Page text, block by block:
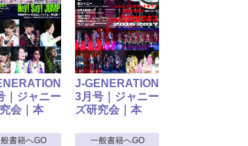
｜ジャニー
会｜本
書籍へGO
J-GENERATION
3月号｜ジャニー
ズ研究会｜本
一般書籍へGO